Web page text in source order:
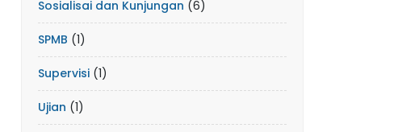
Sosialisai dan Kunjungan (6)
SPMB (1)
Supervisi (1)
Ujian (1)